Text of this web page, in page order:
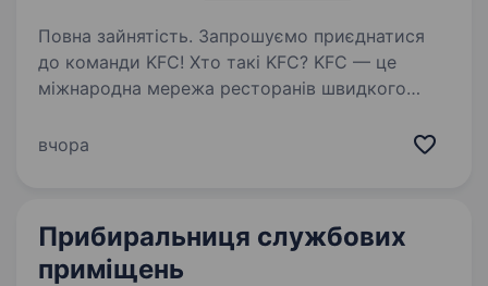
Повна зайнятість. Запрошуємо приєднатися
до команди KFC! Хто такі KFC? KFC — це
міжнародна мережа ресторанів швидкого
курки за фірмовим рецептом. В Україні бренд
вчора
Прибиральниця службових
приміщень